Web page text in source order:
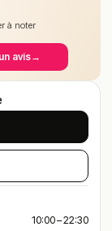
à noter
avis→
10:00 – 22:30